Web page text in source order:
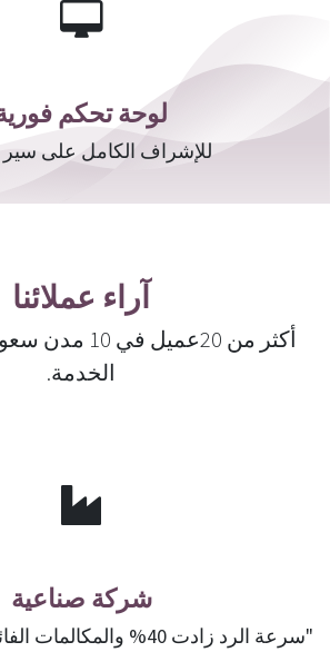
لوحة تحكم
للإشراف الكامل على سير
آراء عملائنا
أكثر من
الخدمة.
شركة صناعية
"سرعة الرد زادت 40%